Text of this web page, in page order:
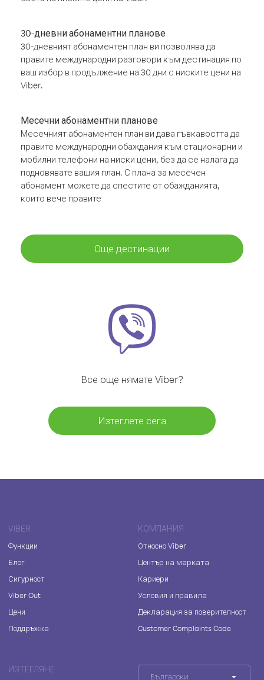
30-дневни абонаментни планове
30-дневният абонаментен план ви позволява да
правите международни разговори към дестинация по
ваш избор в продължение на 30 дни с ниските цени на
Viber.
Месечни абонаментни планове
Месечният абонаментен план ви дава гъвкавостта да
правите международни обаждания към стационарни и
мобилни телефони на ниски цени, без да се налага да
подновявате вашия план. С плана за месечен
абонамент можете да спестите от обажданията,
които вече правите
Още дестинации
Все още нямате Viber?
Изтеглете сега
VIBER
Функции
Блог
Сигурност
Viber Out
Цени
Поддръжка
КОМПАНИЯ
Относно Viber
Център на марката
Кариери
Условия и правила
Декларация за поверителност
Customer Complaints Code
ИЗТЕГЛЯНЕ
Български